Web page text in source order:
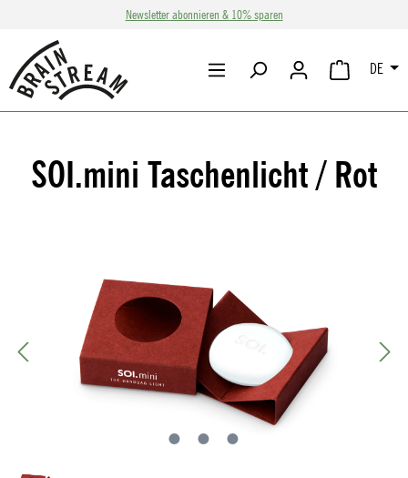
Zum Hauptinhalt springenNewsletter abonnieren & 10% sparen
DE
SOI.mini Taschenlicht / Rot